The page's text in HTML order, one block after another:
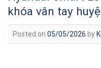
khóa vân tay
Posted on 05/05/2026 by